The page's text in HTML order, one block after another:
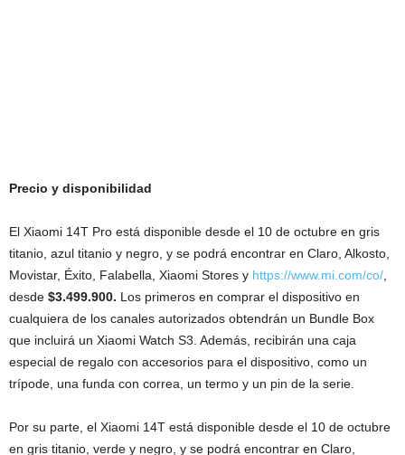
Precio y disponibilidad
El Xiaomi 14T Pro está disponible desde el 10 de octubre en gris
titanio, azul titanio y negro, y se podrá encontrar en Claro, Alkosto,
Movistar, Éxito, Falabella, Xiaomi Stores y https://www.mi.com/co/
desde $3.499.900. Los primeros en comprar el dispositivo en
cualquiera de los canales autorizados obtendrán un Bundle Box
que incluirá un Xiaomi Watch S3. Además, recibirán una caja
especial de regalo con accesorios para el dispositivo, como un
trípode, una funda con correa, un termo y un pin de la serie.
Por su parte, el Xiaomi 14T está disponible desde el 10 de octubre
en gris titanio, verde y negro, y se podrá encontrar en Claro,